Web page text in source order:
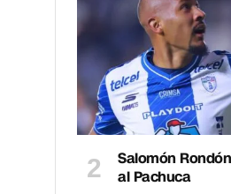
Salomón
al Pachuca